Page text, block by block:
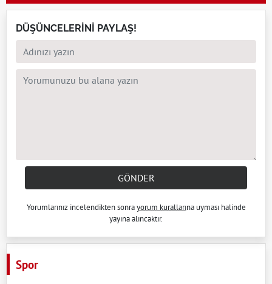
DÜŞÜNCELERİNİ PAYLAŞ!
GÖNDER
Yorumlarınız incelendikten sonrayorum kurallarına uyması halinde
yayına alıncaktır.
Spor